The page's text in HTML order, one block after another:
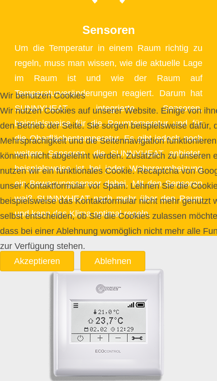
Sensoren
Um die Temperatur in einem Raum richtig zu
regeln, muss man wissen, wie die aktuelle Lage
im Raum ist und wie der Raum auf
Temperaturveränderungen reagiert. Darum hat
SUNNYHEAT integrierte Sensoren,
beispielsweise für die Raumtemeratur und für
die Oberflächentemperatur. Es gibt jedoch noch
weitere Sensoren, die SUNNYHEAT anbietet,
beispielsweise ist bei jeder Wohnraumheizung
ein Bewegungssensor dabei. Mit den Sensoren
weiß SUNNYHEAT noch mehr über den Raum
und kann das Klima optimal regeln.
Wir benutzen Cookies
Wir nutzen Cookies auf unserer Website. Einige von
den Betrieb der Seite. Sie sorgen beispielsweise dafür,
Mehrsprachigkeit und die Seitennavigation
können nicht abgelehnt werden. Zusätzlich zu unseren
nutzen wir ein funktionales Cookie. Recaptcha von
unser Kontaktformular vor Spam. Lehnen Sie die
beispielsweise das Kontaktformular nicht mehr genutzt
selbst entscheiden, ob Sie die Cookies zulassen
dass bei einer Ablehnung womöglich nicht mehr alle
zur Verfügung stehen.
Akzeptieren
Ablehnen